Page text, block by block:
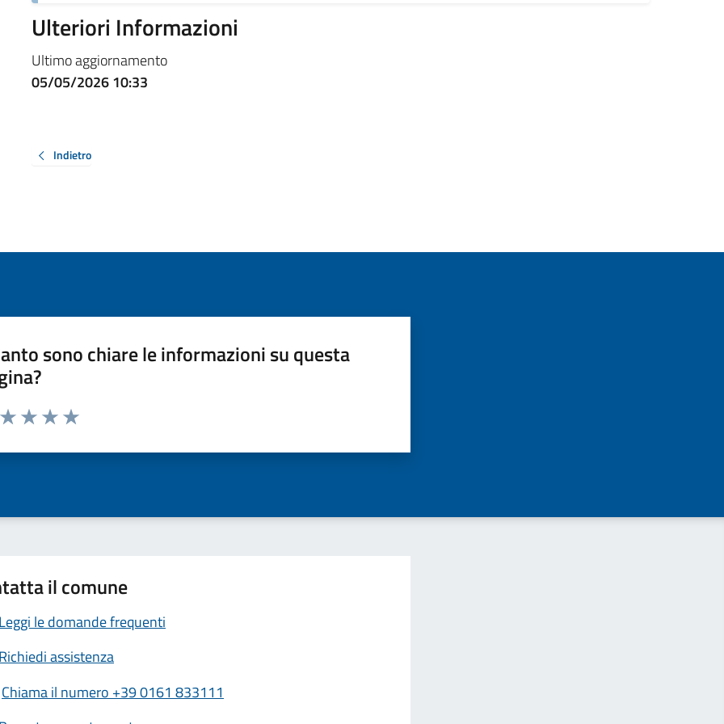
Ulteriori Informazioni
Ultimo aggiornamento
05/05/2026 10:33
Indietro
sono chiare le informazioni su questa
da 1 a 5 stelle la pagina
il comune
le domande frequenti
assistenza
Chiama il numero +39 0161 833111